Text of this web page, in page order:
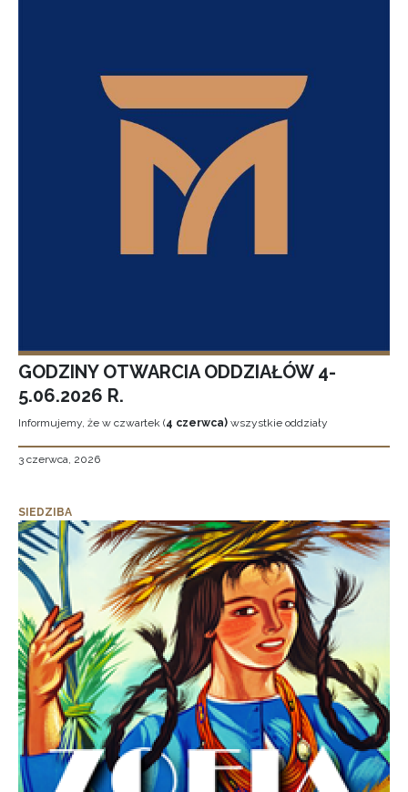
GODZINY OTWARCIA ODDZIAŁÓW 4-
5.06.2026 R.
Informujemy, że w czwartek (4 czerwca) wszystkie oddziały
3 czerwca, 2026
SIEDZIBA